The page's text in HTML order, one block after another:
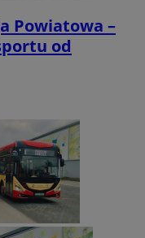
Powiatowa –
od